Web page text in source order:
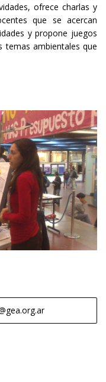
ofrece charlas y
que se acercan
y propone juegos
temas ambientales que